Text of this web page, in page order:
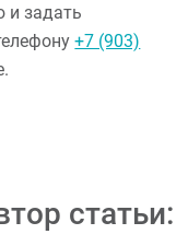
и задать
+7 (903)
статьи: